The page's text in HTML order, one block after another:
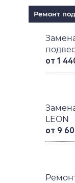
Ремонт
от 1
LEON
от 9